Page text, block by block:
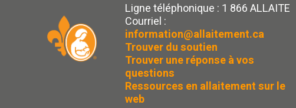
Ligne téléphonique : 1 866 ALLAITE
Courriel :
information@allaitement.ca
Trouver du soutien
Trouver une réponse à vos
questions
Ressources en allaitement sur le
web